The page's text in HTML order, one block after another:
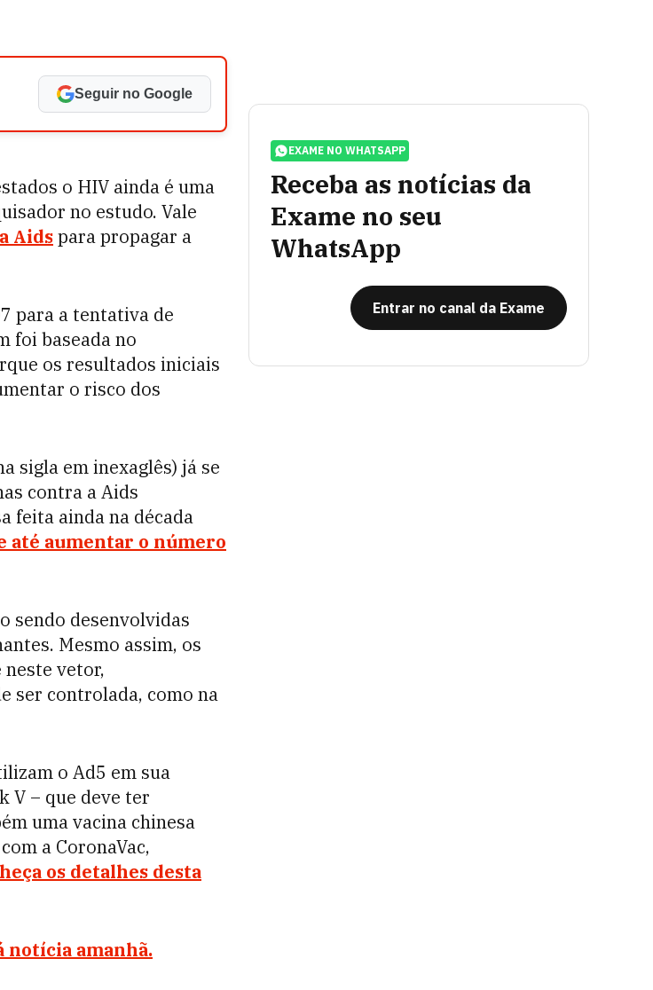
Seguir no Google
o HIV ainda é uma
no estudo. Vale
Aidspara propagar a
para a tentativa de
foi baseada no
os resultados iniciais
o risco dos
sigla em inexaglês) já se
contra a Aids
feita ainda na década
até aumentar o número
sendo desenvolvidas
Mesmo assim, os
vetor,
ser controlada, como na
o Ad5 em sua
V – que deve ter
uma vacina chinesa
a CoronaVac,
os detalhes desta
notícia amanhã.
EXAME NO WHATSAPP
Receba as notícias da
Exame no seu
WhatsApp
Entrar no canal da Exame